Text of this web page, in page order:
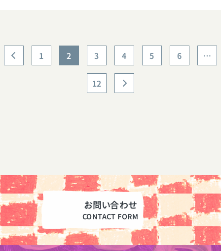
1 2 3 4 5 6 …
12
お問い合わせ